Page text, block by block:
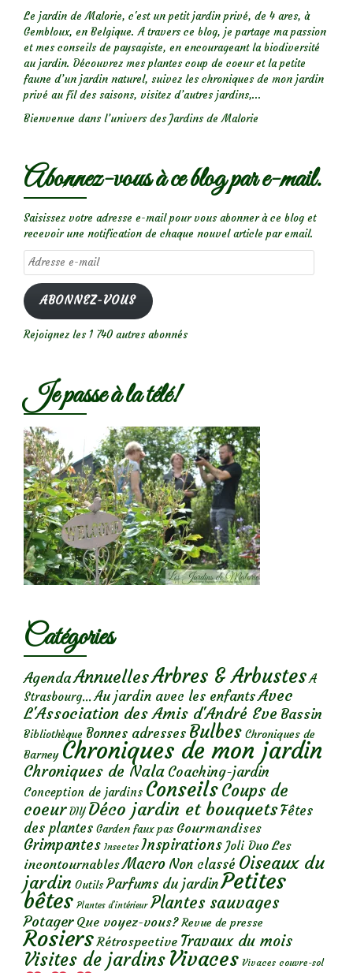
Le jardin de Malorie, c'est un petit jardin privé, de 4 ares, à
Gembloux, en Belgique. A travers ce blog, je partage ma passion
et mes conseils de paysagiste, en encourageant la biodiversité
au jardin. Découvrez mes plantes coup de coeur et la petite
faune d’un jardin naturel, suivez les chroniques de mon jardin
privé au fil des saisons, visitez d’autres jardins,...
Bienvenue dans l’univers des Jardins de Malorie
Abonnez-vous à ce blog par e-mail.
Saisissez votre adresse e-mail pour vous abonner à ce blog et
recevoir une notification de chaque nouvel article par email.
Adresse
e-
mail
ABONNEZ-VOUS
Rejoignez les 1 740 autres abonnés
Je passe à la télé!
Catégories
AgendaAnnuellesArbres & Arbustes A
Strasbourg... Au jardin avec les enfantsAvec
L'Association des Amis d'André Eve Bassin
Bibliothèque Bonnes adresses Bulbes Chroniques de
Barney Chroniques de mon jardin
Chroniques de Nala Coaching-jardin
Conception de jardins ConseilsCoups de
coeur DIY Déco jardin et bouquetsFêtes
des plantes Garden faux pas Gourmandises
Grimpantes Insectes Inspirations Joli Duo Les
incontournables Macro Non classé Oiseaux du
jardin Outils Parfums du jardinPetites
bêtes Plantes d’intérieur Plantes sauvages
Potager Que voyez-vous? Revue de presse
Rosiers Rétrospective Travaux du mois
Visites de jardins Vivaces Vivaces couvre-sol